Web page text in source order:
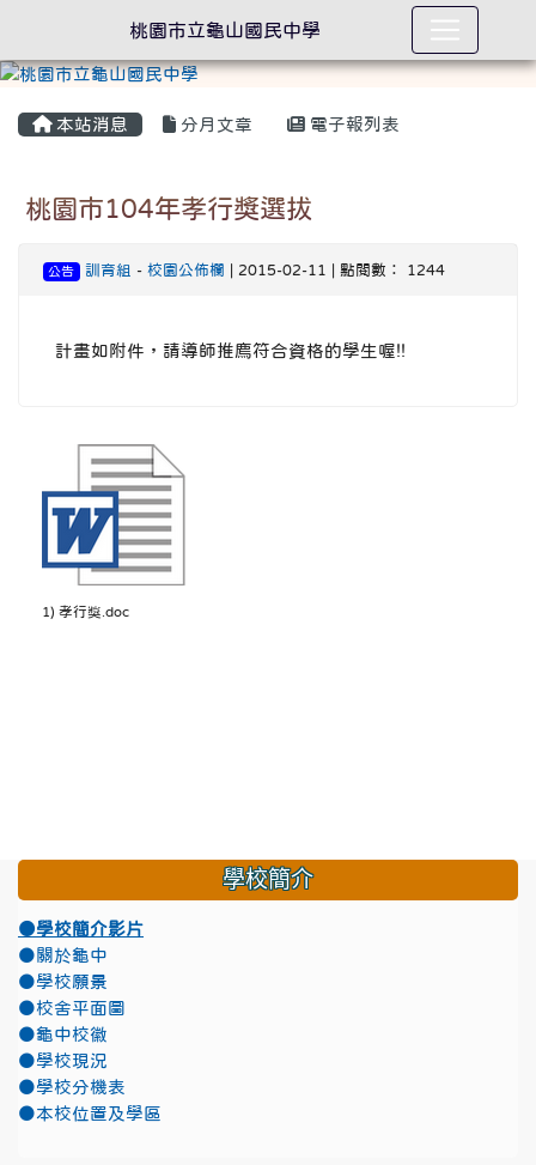
本站消息 分月文章 電子報列表
桃園市104年孝行獎選拔
公告 訓育組 - 校園公佈欄 | 2015-02-11 | 點閱數： 1244
計畫如附件，請導師推廌符合資格的學生喔!!
1) 孝行獎.doc
學校簡介
●學校簡介影片
●關於龜中
●學校願景
●校舍平面圖
●龜中校徽
●學校現況
●學校分機表
●本校位置及學區
桃園市立龜山國民中學